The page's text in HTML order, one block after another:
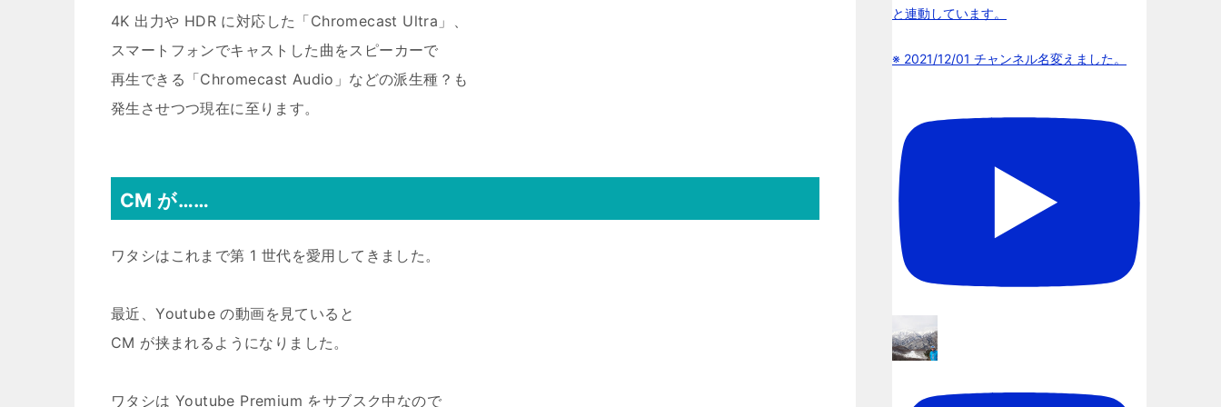
4K 出力や HDR に対応した「Chromecast Ultra」、
スマートフォンでキャストした曲をスピーカーで
再生できる「Chromecast Audio」などの派生種？も
発生させつつ現在に至ります。
CM が……
ワタシはこれまで第 1 世代を愛用してきました。
最近、Youtube の動画を見ていると
CM が挟まれるようになりました。
ワタシは Youtube Premium をサブスク中なので
と連動しています。
※ 2021/12/01 チャンネル名変えました。